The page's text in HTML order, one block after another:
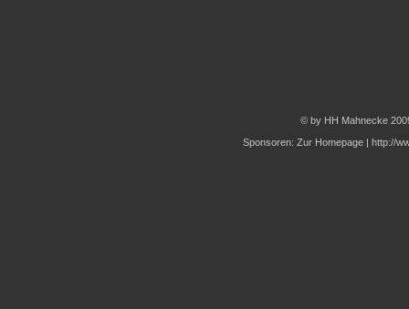
© by HH Mahnecke
Sponsoren:Zur Homepage |http://